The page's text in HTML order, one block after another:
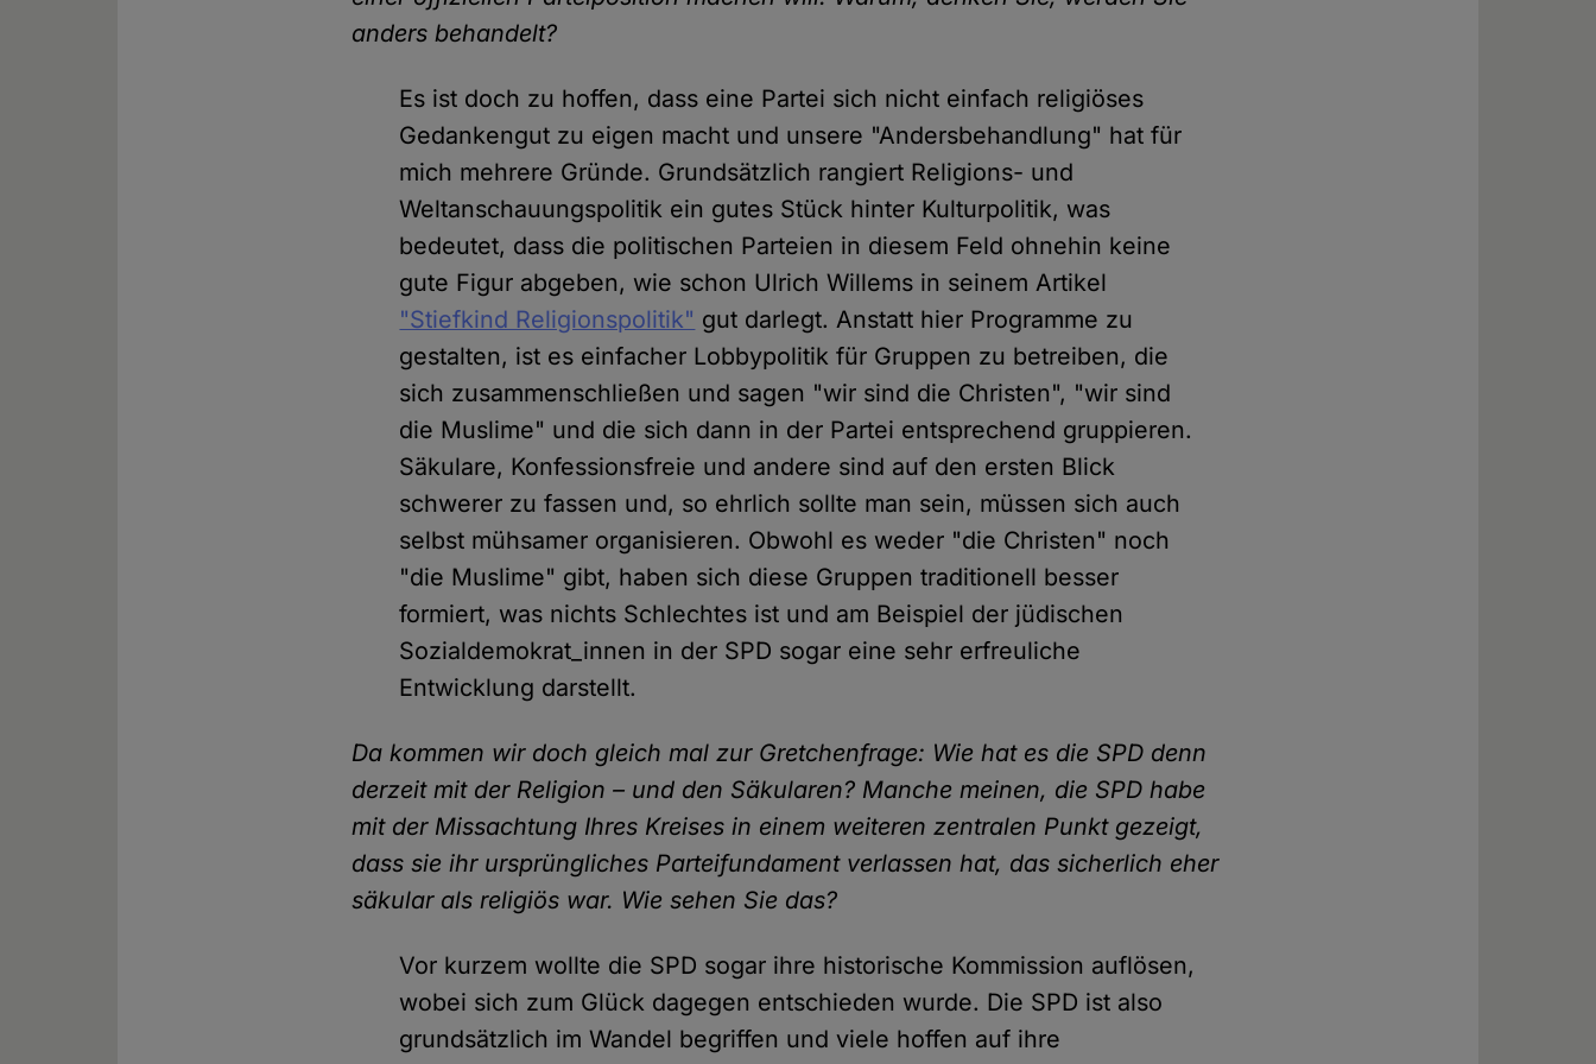
anders behandelt?
Es ist doch zu hoffen, dass eine Partei sich nicht einfach religiöses
Gedankengut zu eigen macht und unsere "Andersbehandlung" hat für
mich mehrere Gründe. Grundsätzlich rangiert Religions- und
Weltanschauungspolitik ein gutes Stück hinter Kulturpolitik, was
bedeutet, dass die politischen Parteien in diesem Feld ohnehin keine
gute Figur abgeben, wie schon Ulrich Willems in seinem Artikel
"Stiefkind Religionspolitik" gut darlegt. Anstatt hier Programme zu
gestalten, ist es einfacher Lobbypolitik für Gruppen zu betreiben, die
sich zusammenschließen und sagen "wir sind die Christen", "wir sind
die Muslime" und die sich dann in der Partei entsprechend gruppieren.
Säkulare, Konfessionsfreie und andere sind auf den ersten Blick
schwerer zu fassen und, so ehrlich sollte man sein, müssen sich auch
selbst mühsamer organisieren. Obwohl es weder "die Christen" noch
"die Muslime" gibt, haben sich diese Gruppen traditionell besser
formiert, was nichts Schlechtes ist und am Beispiel der jüdischen
Sozialdemokrat_innen in der SPD sogar eine sehr erfreuliche
Entwicklung darstellt.
Da kommen wir doch gleich mal zur Gretchenfrage: Wie hat es die SPD denn
derzeit mit der Religion – und den Säkularen? Manche meinen, die SPD habe
mit der Missachtung Ihres Kreises in einem weiteren zentralen Punkt gezeigt,
dass sie ihr ursprüngliches Parteifundament verlassen hat, das sicherlich eher
säkular als religiös war. Wie sehen Sie das?
Vor kurzem wollte die SPD sogar ihre historische Kommission auflösen,
wobei sich zum Glück dagegen entschieden wurde. Die SPD ist also
grundsätzlich im Wandel begriffen und viele hoffen auf ihre